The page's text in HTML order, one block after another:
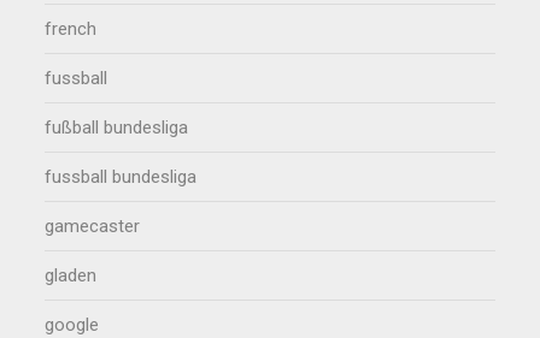
french
fussball
fußball bundesliga
fussball bundesliga
gamecaster
gladen
google